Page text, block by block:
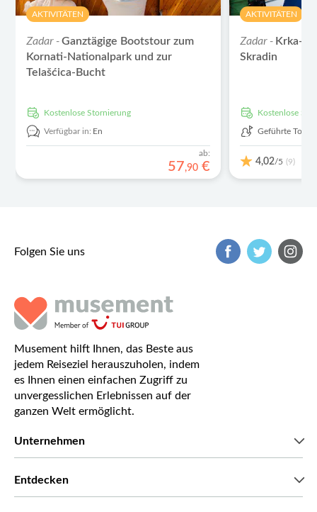
AKTIVITÄTEN
Zadar -Ganztägige Bootstour zum
Kornati-Nationalpark und zur
Telašćica-Bucht
kostenlose Stornierung
Verfügbar in: En
ab:
57,90 €
AKTIVITÄTEN
Zadar - Krka-
Skradin
kostenlose
Geführte Tour
4,02/5 (9)
Folgen Sie uns
Musement hilft Ihnen, das Beste aus
jedem Reiseziel herauszuholen, indem
es Ihnen einen einfachen Zugriff zu
unvergesslichen Erlebnissen auf der
ganzen Welt ermöglicht.
Unternehmen
Entdecken